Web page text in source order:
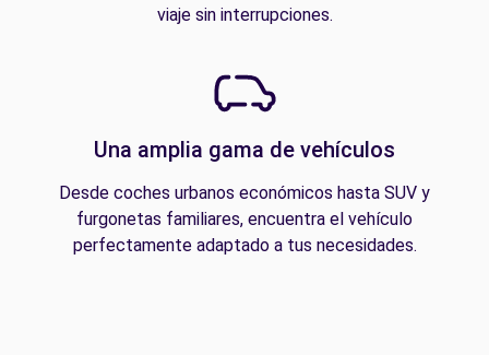
viaje sin interrupciones.
Una amplia gama de vehículos
Desde coches urbanos económicos hasta SUV y
furgonetas familiares, encuentra el vehículo
perfectamente adaptado a tus necesidades.